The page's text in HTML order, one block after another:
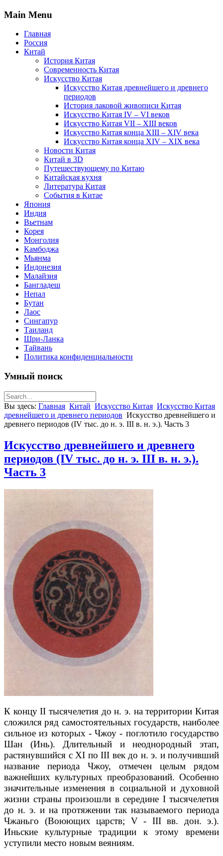
Main Menu
Главная
Россия
Китай
История Китая
Современность Китая
Искусство Китая
Искусство Китая древнейшего и древнего
периодов
История лаковой живописи Китая
Искусство Китая IV – VI веков
Искусство Китая VII – XIII веков
Искусство Китая конца XIII – XIV века
Искусство Китая конца XIV – XIX века
Новости Китая
Китай в 3D
Путешествующему по Китаю
Китайская кухня
Литература Китая
События в Китае
Япония
Индия
Вьетнам
Корея
Монголия
Камбоджа
Мьянма
Индонезия
Малайзия
Бангладеш
Непал
Бутан
Лаос
Сингапур
Таиланд
Шри-Ланка
Тайвань
Политика конфиденциальности
Умный поиск
Вы здесь: Главная Китай Искусство Китая Искусство Китая
древнейшего и древнего периодов Искусство древнейшего и
древнего периодов (IV тыс. до н. э. III в. н. э.). Часть 3
Искусство древнейшего и древнего
периодов (IV тыс. до н. э. III в. н. э.).
Часть 3
К концу II тысячелетия до н. э. на территории Китая
сложился ряд самостоятельных государств, наиболее
сильное из которых - Чжоу - поглотило государство
Шан (Инь). Длительный и неоднородный этап,
растянувшийся с XI по III век до н. э. и получивший
название периода Чжоу, отмечен целым рядом
важнейших культурных преобразований. Особенно
значительные изменения в социальной и духовной
жизни страны произошли в середине I тысячелетия
до н. э. и на протяжении так называемого периода
Чжаньго (Воюющих царств; V - III вв. дон. э.).
Иньские культурные традиции к этому времени
уступили место новым веяниям.